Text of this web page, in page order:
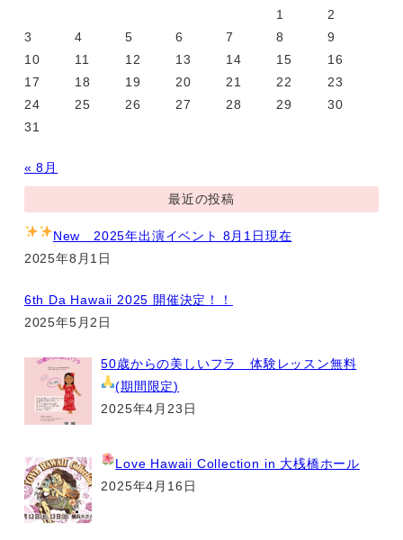
1
2
3
4 5 6 7 8
9
10
11 12 13 14 15
16
17
18 19 20 21 22
23
24
25 26 27 28 29
30
31
« 8月
最近の投稿
New 2025年出演イベント 8月1日現在
2025年8月1日
6th Da Hawaii 2025 開催決定！！
2025年5月2日
50歳からの美しいフラ 体験レッスン無料
(期間限定)
2025年4月23日
Love Hawaii Collection in 大桟橋ホール
2025年4月16日